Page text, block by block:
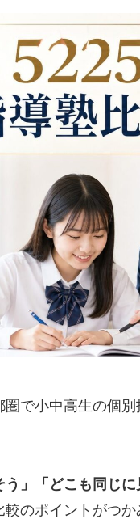
で小中高生の個
」「どこも同じ
のポイントがつ